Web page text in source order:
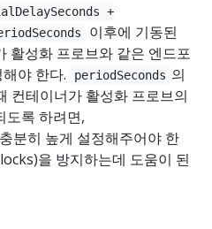
+
이후에 기동된
활성화 프로브와 같은 엔드포
야 한다.
periodSeconds 의
컨테이너가 활성화 프로브의
도록 하려면,
분히 높게 설정해주어야 한
을 방지하는데 도움이 된